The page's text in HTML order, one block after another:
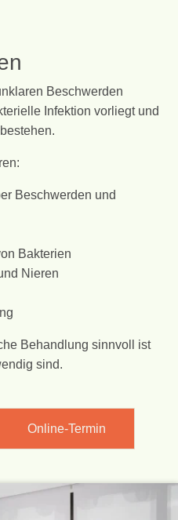
Beschwerden
Infektion vorliegt und
Beschwerden und
Bakterien
Nieren
Behandlung sinnvoll ist
sind.
Online-Termin